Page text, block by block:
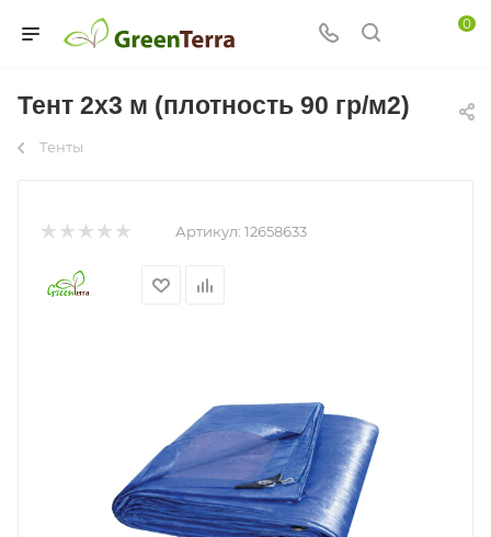
0
Тент 2х3 м (плотность 90 гр/м2)
Тенты
Артикул: 12658633